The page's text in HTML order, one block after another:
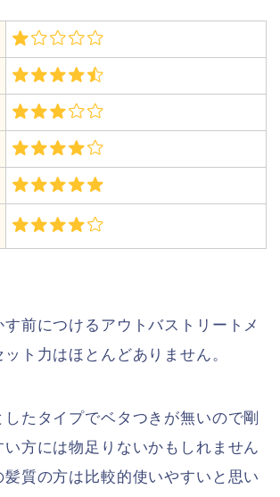
前につけるアウトバストリートメ
ト力はほとんどありません。
たタイプでベタつきが無いので剛
方には物足りないかもしれません
質の方は比較的使いやすいと思い